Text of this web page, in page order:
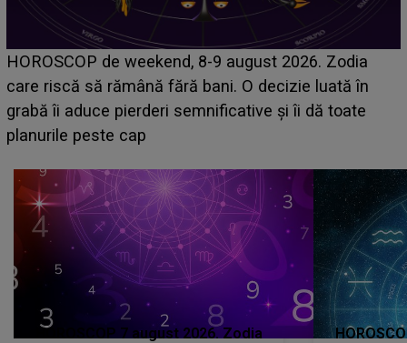
Emanuel a ținut ACEST DETALIU ASCUNS până
acum! În fața Alexandrei, concurentul din Casa Iubirii
face o MĂRTURISIRE NEAȘTEPTATĂ despre mama
sa: "I-am spus și ei în față, eu nu te iubesc pentru
HOROSCOP 7 august 2026. Zodia